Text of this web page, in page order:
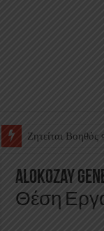
Ζητείται
Alokozay
Θέση